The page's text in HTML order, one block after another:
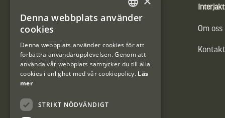
Vännäs Friluftbyxa
Interjakt
Om oss
SWEDISH
Denna webbplats använder
cookies
Denna webbplats använder cookies för att
förbättra användarupplevelsen. Genom att
använda vår webbplats samtycker du till alla
cookies i enlighet med vår cookiepolicy. Läs
mer
STRIKT NÖDVÄNDIGT